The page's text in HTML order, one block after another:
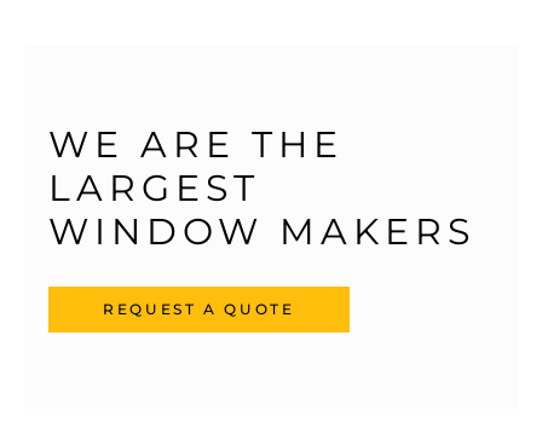
WE ARE THE
LARGEST
WINDOW MAKERS
REQUEST A QUOTE